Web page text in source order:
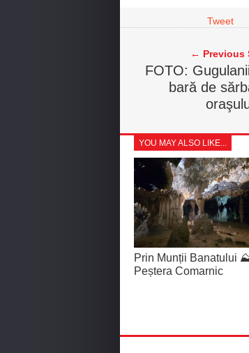
Tweet
← Previous
FOTO:
bară de
YOU MAY ALSO LIKE...
Prin Munții Banatului
Peștera Comarnic